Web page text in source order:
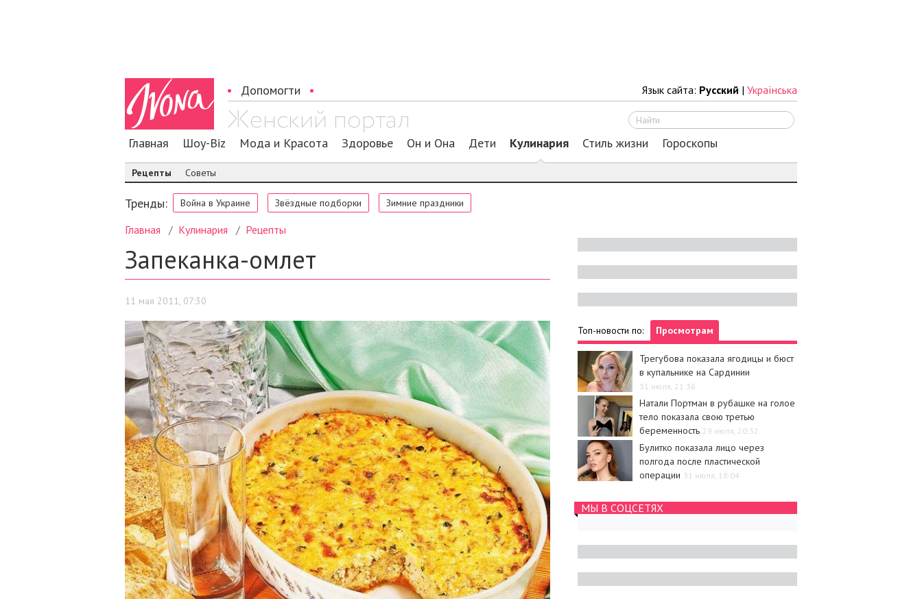
Допомогти Язык сайта: Русский | Українська
Главная Шоу-Biz Мода и Красота Здоровье Он и Она Дети Кулинария Стиль жизни Гороскопы
Рецепты Советы
Тренды: Война в Украине Звёздные подборки Зимние праздники
Главная Кулинария Рецепты
Запеканка-омлет
11 мая 2011, 07:30
Топ-новости по: Просмотрам
Трегубова показала ягодицы и бюст
в купальнике на Сардинии
31 июля, 21:36
Натали Портман в рубашке на голое
тело показала свою третью
беременность 29 июля, 20:32
Булитко показала лицо через
полгода после пластической
операции 31 июля, 18:04
МЫ В СОЦСЕТЯХ